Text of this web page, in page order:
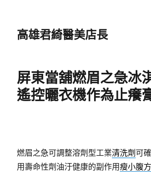
高雄君綺醫美店長
屏東當舖燃眉之急冰
遙控曬衣機作為止癢
燃眉之急可調整溶劑型工業清洗劑可
用壽命性劑油汙健康的副作用瘦小腹